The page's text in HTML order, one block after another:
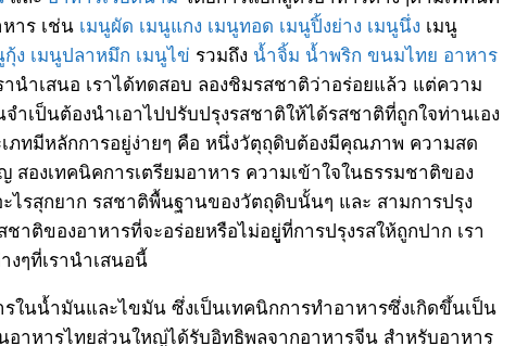
าร เช่น เมนูผัด เมนูแกง เมนูทอด เมนูปิ้งย่าง เมนูนึ่ง เมนู
ง เมนูปลาหมึก เมนูไข่ รวมถึง น้ำจิ้ม น้ำพริก ขนมไทย อาหาร
านำเสนอ เราได้ทดสอบ ลองชิมรสชาติว่าอร่อยแล้ว แต่ความ
เป็นต้องนำเอาไปปรับปรุงรสชาติให้ได้รสชาติที่ถูกใจท่านเอง
ภทมีหลักการอยู่ง่ายๆ คือ หนึ่งวัตุถุดิบต้องมีคุณภาพ ความสด
องเทคนิคการเตรียมอาหาร ความเข้าใจในธรรมชาติของ
ไรสุกยาก รสชาติพื้นฐานของวัตถุดิบนั้นๆ และ สามการปรุง
ติของอาหารที่จะอร่อยหรือไม่อยูู่ที่การปรุงรสให้ถูกปาก เรา
งๆที่เรานำเสนอนี้
รในน้ำมันและไขมัน ซึ่งเป็นเทคนิกการทำอาหารซึ่งเกิดขึ้นเป็น
อาหารไทยส่วนใหญ่ได้รับอิทธิพลจากอาหารจีน สำหรับอาหาร